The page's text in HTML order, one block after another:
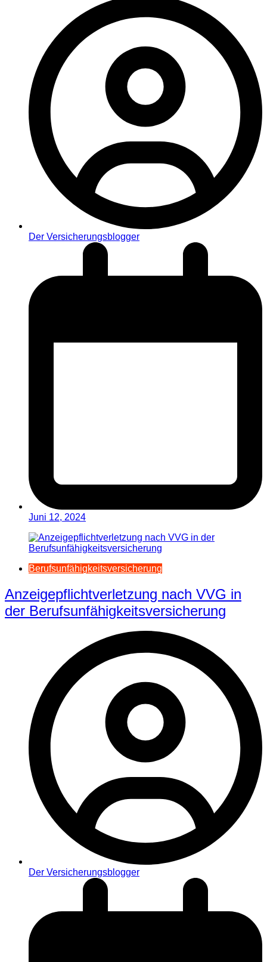
Der Versicherungsblogger
Juni 12, 2024
Berufsunfähigkeitsversicherung
Anzeigepflichtverletzung nach VVG in
der Berufsunfähigkeitsversicherung
Der Versicherungsblogger